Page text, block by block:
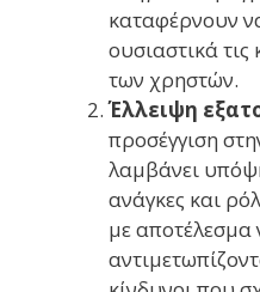
καταφέρνουν
ουσιαστικά τις
των χρηστών.
Έλλειψη
προσέγγιση
λαμβάνει
ανάγκες και
με αποτέλεσμα